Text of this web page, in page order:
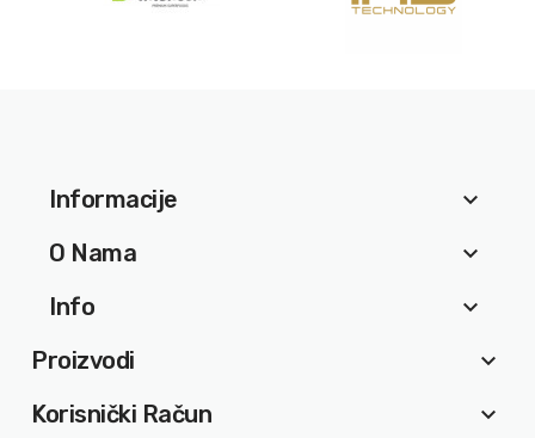
Informacije
keyboard_arrow_down
O Nama
keyboard_arrow_down
Info
keyboard_arrow_down
Proizvodi
keyboard_arrow_down
Korisnički Račun
keyboard_arrow_down